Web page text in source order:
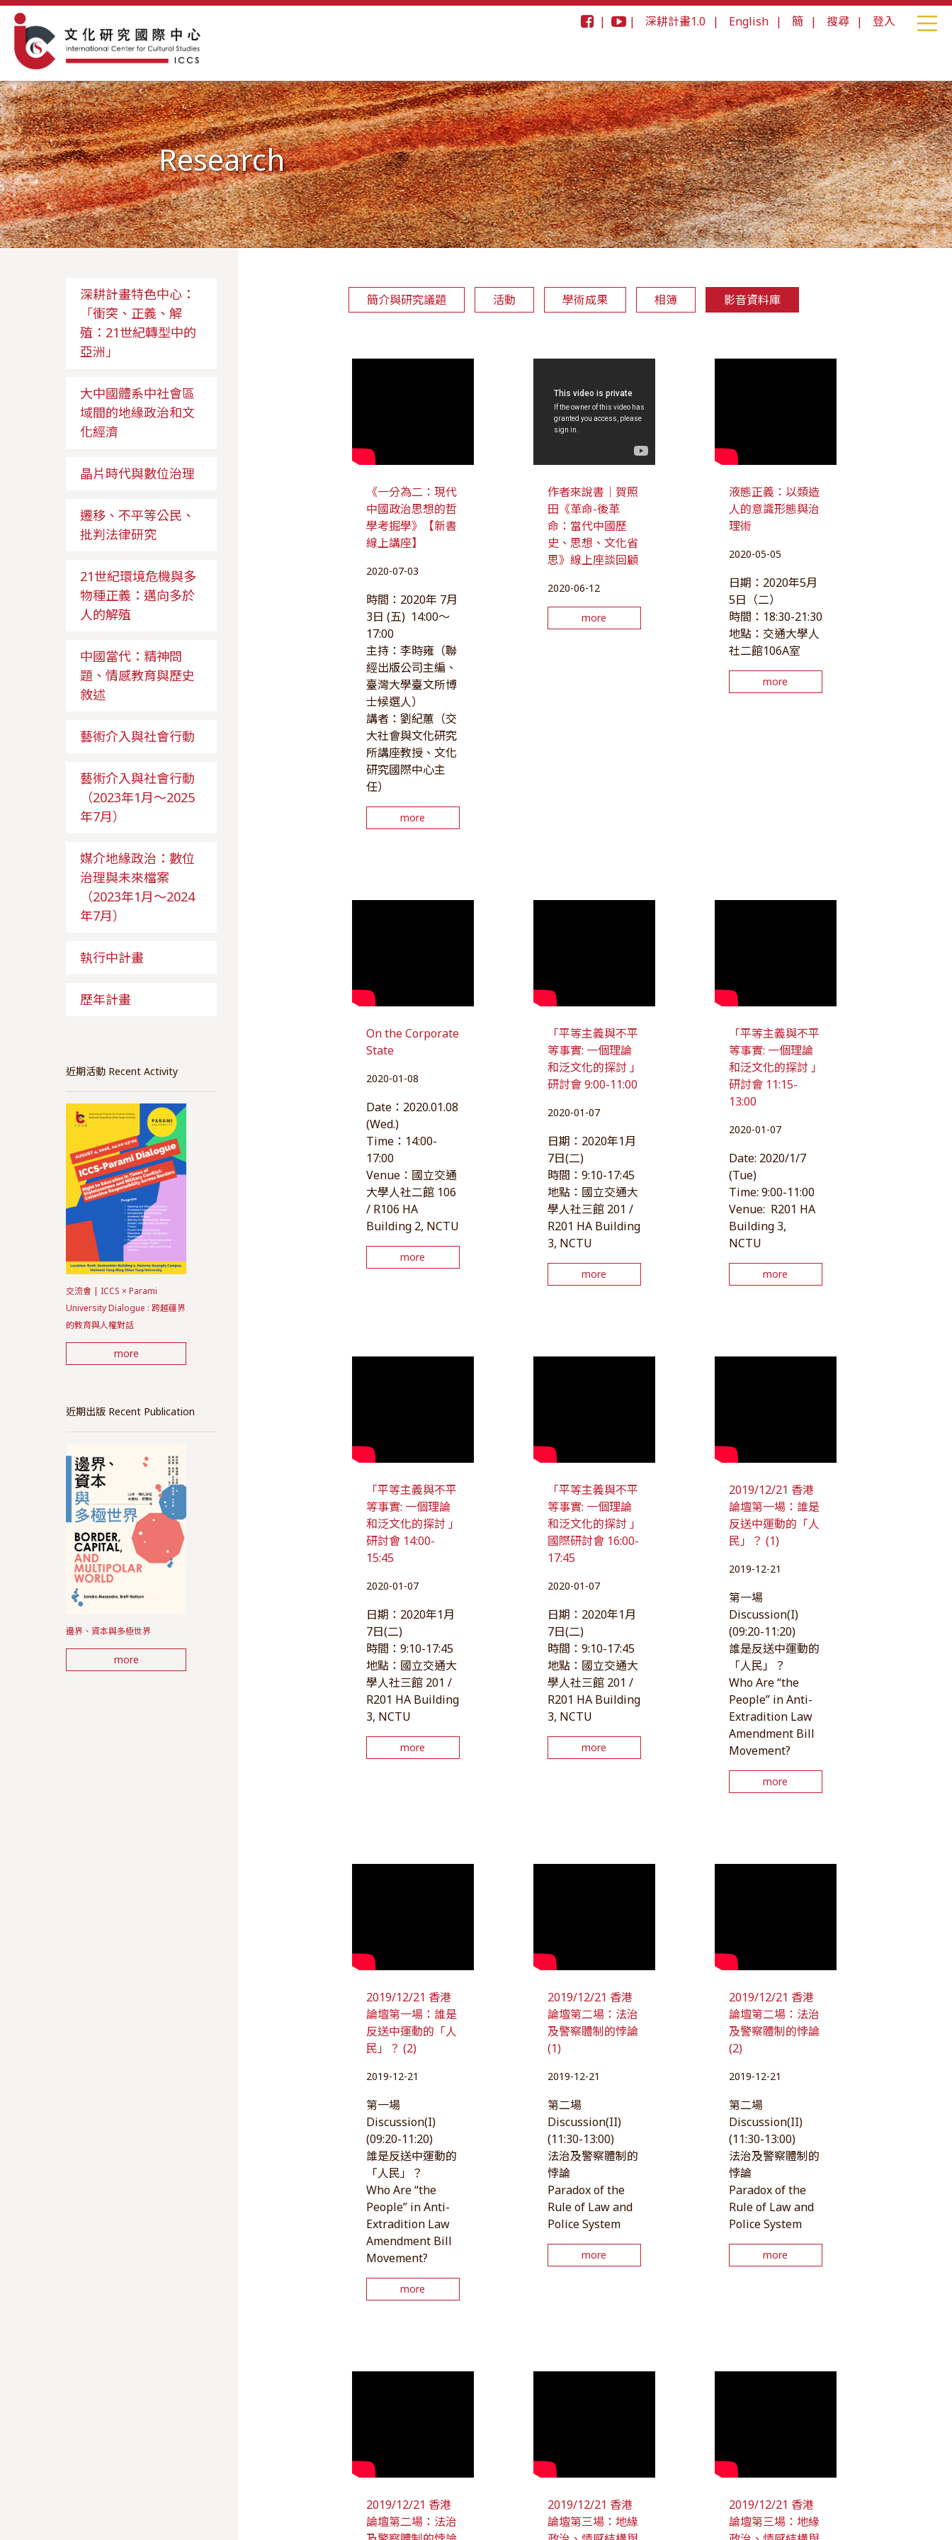
| | 深耕計畫1.0 | English | 簡 | 搜尋 | 登入
Research
深耕計畫特色中心：
「衝突、正義、解
殖：21世紀轉型中的
亞洲」
大中國體系中社會區
域間的地緣政治和文
化經濟
晶片時代與數位治理
遷移、不平等公民、
批判法律研究
21世紀環境危機與多
物種正義：邁向多於
人的解殖
中國當代：精神問
題、情感教育與歷史
敘述
藝術介入與社會行動
藝術介入與社會行動
（2023年1月～2025
年7月）
媒介地緣政治：數位
治理與未來檔案
（2023年1月～2024
年7月）
執行中計畫
歷年計畫
近期活動 Recent Activity
交流會 | ICCS × Parami
University Dialogue : 跨越疆界
的教育與人權對話
more
近期出版 Recent Publication
邊界、資本與多極世界
more
簡介與研究議題 活動 學術成果 相簿 影音資料庫
《一分為二：現代
中國政治思想的哲
學考掘學》【新書
線上講座】
2020-07-03
時間：2020年 7月
3日 (五) 14:00～
17:00
主持：李時雍（聯
經出版公司主編、
臺灣大學臺文所博
士候選人）
講者：劉紀蕙（交
大社會與文化研究
所講座教授、文化
研究國際中心主
任）
more
作者來說書｜賀照
田《革命-後革
命：當代中國歷
史、思想、文化省
思》線上座談回顧
2020-06-12
more
液態正義：以類造
人的意識形態與治
理術
2020-05-05
日期：2020年5月
5日（二）
時間：18:30-21:30
地點：交通大學人
社二館106A室
more
On the Corporate
State
2020-01-08
Date：2020.01.08
(Wed.)
Time：14:00-
17:00
Venue：國立交通
大學人社二館 106
/ R106 HA
Building 2, NCTU
more
「平等主義與不平
等事實: 一個理論
和泛文化的探討 」
研討會 9:00-11:00
2020-01-07
日期：2020年1月
7日(二)
時間：9:10-17:45
地點：國立交通大
學人社三館 201 /
R201 HA Building
3, NCTU
more
「平等主義與不平
等事實: 一個理論
和泛文化的探討 」
研討會 11:15-
13:00
2020-01-07
Date: 2020/1/7
(Tue)
Time: 9:00-11:00
Venue: R201 HA
Building 3,
NCTU
more
「平等主義與不平
等事實: 一個理論
和泛文化的探討 」
研討會 14:00-
15:45
2020-01-07
日期：2020年1月
7日(二)
時間：9:10-17:45
地點：國立交通大
學人社三館 201 /
R201 HA Building
3, NCTU
more
「平等主義與不平
等事實: 一個理論
和泛文化的探討 」
國際研討會 16:00-
17:45
2020-01-07
日期：2020年1月
7日(二)
時間：9:10-17:45
地點：國立交通大
學人社三館 201 /
R201 HA Building
3, NCTU
more
2019/12/21 香港
論壇第一場：誰是
反送中運動的「人
民」？ (1)
2019-12-21
第一場
Discussion(I)
(09:20-11:20)
誰是反送中運動的
「人民」？
Who Are “the
People” in Anti-
Extradition Law
Amendment Bill
Movement?
more
2019/12/21 香港
論壇第一場：誰是
反送中運動的「人
民」？ (2)
2019-12-21
第一場
Discussion(I)
(09:20-11:20)
誰是反送中運動的
「人民」？
Who Are “the
People” in Anti-
Extradition Law
Amendment Bill
Movement?
more
2019/12/21 香港
論壇第二場：法治
及警察體制的悖論
(1)
2019-12-21
第二場
Discussion(II)
(11:30-13:00)
法治及警察體制的
悖論
Paradox of the
Rule of Law and
Police System
more
2019/12/21 香港
論壇第二場：法治
及警察體制的悖論
(2)
2019-12-21
第二場
Discussion(II)
(11:30-13:00)
法治及警察體制的
悖論
Paradox of the
Rule of Law and
Police System
more
2019/12/21 香港
論壇第二場：法治
2019/12/21 香港
論壇第三場：地緣
2019/12/21 香港
論壇第三場：地緣